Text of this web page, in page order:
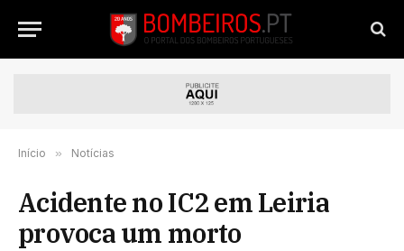
Início » Notícias
Acidente no IC2 em Leiria
provoca um morto